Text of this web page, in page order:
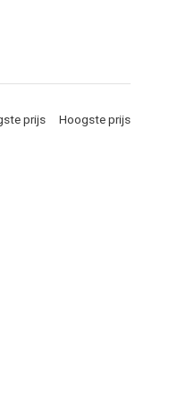
prijs Hoogste prijs